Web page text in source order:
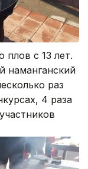
плов с 13 лет.
наманганский
раз
4 раза